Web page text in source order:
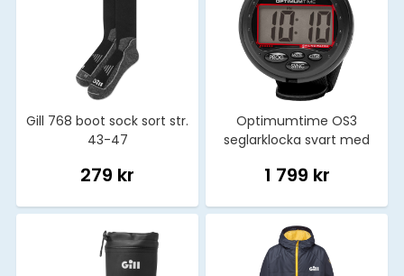
Gill 768 boot sock sort str.
43-47
279 kr
Optimumtime OS3
seglarklocka svart med
1 799 kr